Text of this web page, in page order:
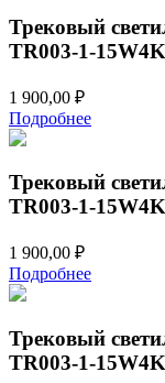
Трековый
TR003-1-
1 900,00 ₽
Подробнее
Трековый
TR003-1-
1 900,00 ₽
Подробнее
Трековый
TR003-1-